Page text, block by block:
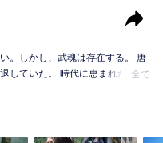
。しかし、武魂は存在する。 唐
していた。 時代に恵まれた天才
、一つ一つその姿を現す。 唐門
門は再び輝きを放つことができ
全て